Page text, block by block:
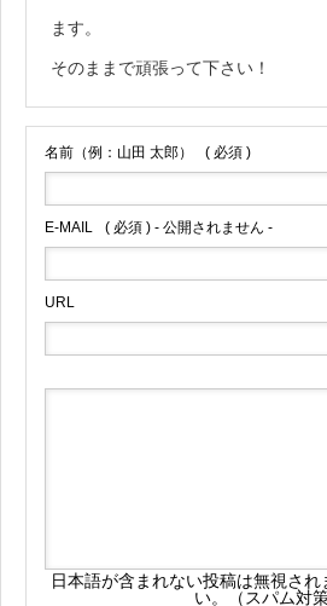
ます。
そのままで頑張って下さい！
名前（例：山田 太郎） ( 必須 )
E-MAIL ( 必須 ) - 公開されません -
URL
日本語が含まれない投稿は無視され
い。（スパム対策